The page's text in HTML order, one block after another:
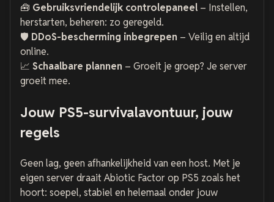
🧰 Gebruiksvriendelijk controlepaneel – Instellen,
herstarten, beheren: zo geregeld.
🛡️ DDoS-bescherming inbegrepen – Veilig en altijd
online.
📈 Schaalbare plannen – Groeit je groep? Je server
groeit mee.
Jouw PS5-survivalavontuur, jouw
regels
Geen lag, geen afhankelijkheid van een host. Met je
eigen server draait Abiotic Factor op PS5 zoals het
hoort: soepel, stabiel en helemaal onder jouw